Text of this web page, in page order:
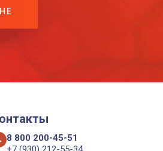
8 800 200-45-51